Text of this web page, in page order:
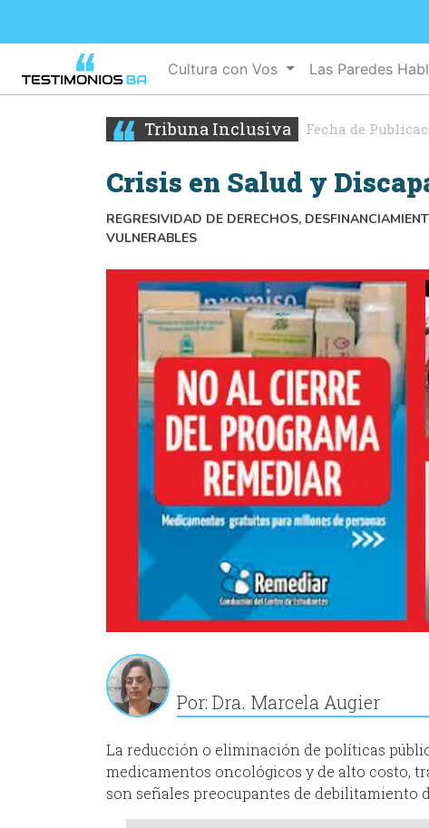
Cultura con Vos Las Paredes
Tribuna Inclusiva Fecha de
Crisis en Salud y
REGRESIVIDAD DE DERECHOS,
VULNERABLES
Por: Dra. Marcela Augier
La reducción o eliminación de políticas
medicamentos oncológicos y de alto costo,
son señales preocupantes de debilitamiento